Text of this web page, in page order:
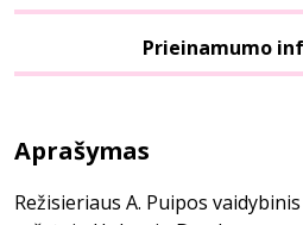
Prieinamumo
Aprašymas
Režisieriaus A. Puipos